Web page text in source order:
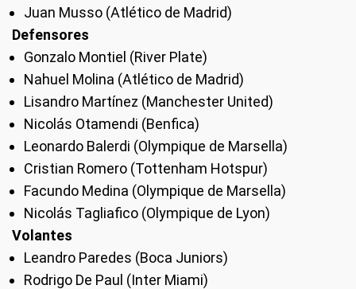
Juan Musso (Atlético de Madrid)
Defensores
Gonzalo Montiel (River Plate)
Nahuel Molina (Atlético de Madrid)
Lisandro Martínez (Manchester United)
Nicolás Otamendi (Benfica)
Leonardo Balerdi (Olympique de Marsella)
Cristian Romero (Tottenham Hotspur)
Facundo Medina (Olympique de Marsella)
Nicolás Tagliafico (Olympique de Lyon)
Volantes
Leandro Paredes (Boca Juniors)
Rodrigo De Paul (Inter Miami)